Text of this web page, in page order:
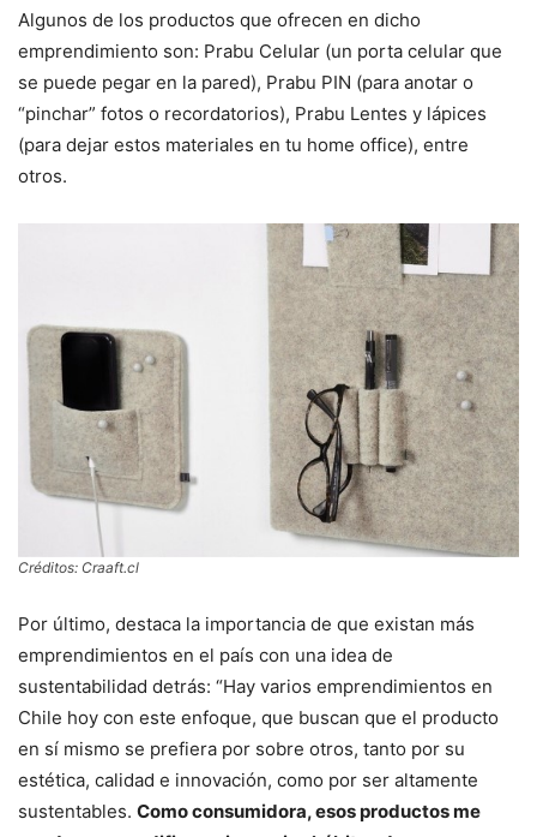
Algunos de los productos que ofrecen en dicho
emprendimiento son: Prabu Celular (un porta celular que
se puede pegar en la pared), Prabu PIN (para anotar o
“pinchar” fotos o recordatorios), Prabu Lentes y lápices
(para dejar estos materiales en tu home office), entre
otros.
Créditos: Craaft.cl
Por último, destaca la importancia de que existan más
emprendimientos en el país con una idea de
sustentabilidad detrás: “Hay varios emprendimientos en
Chile hoy con este enfoque, que buscan que el producto
en sí mismo se prefiera por sobre otros, tanto por su
estética, calidad e innovación, como por ser altamente
sustentables. Como consumidora, esos productos me